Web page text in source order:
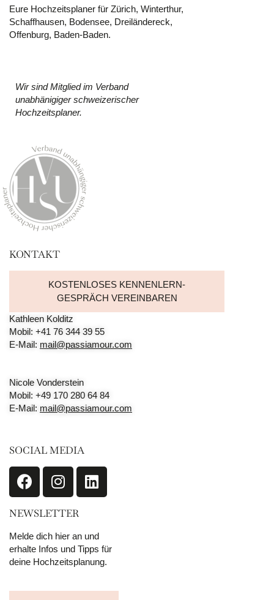
Eure Hochzeitsplaner für Zürich, Winterthur,
Schaffhausen, Bodensee, Dreiländereck,
Offenburg, Baden-Baden.
Wir sind Mitglied im Verband
unabhänigiger schweizerischer
Hochzeitsplaner.
KONTAKT
KOSTENLOSES KENNENLERN-
GESPRÄCH VEREINBAREN
Kathleen Kolditz
Mobil: +41 76 344 39 55
E-Mail: mail@passiamour.com
Nicole Vonderstein
Mobil: +49 170 280 64 84
E-Mail: mail@passiamour.com
SOCIAL MEDIA
NEWSLETTER
Melde dich hier an und
erhalte Infos und Tipps für
deine Hochzeitsplanung.